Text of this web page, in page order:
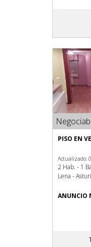
PISO EN
Actualizado:
2 Hab. - 1
Lena -
ANUNCIO